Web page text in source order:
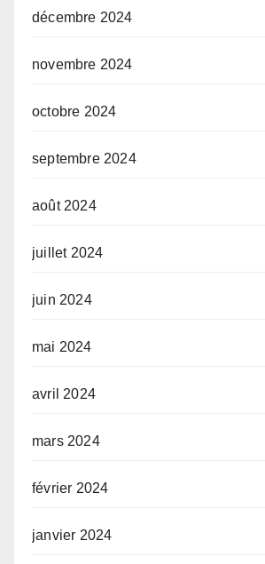
décembre 2024
novembre 2024
octobre 2024
septembre 2024
août 2024
juillet 2024
juin 2024
mai 2024
avril 2024
mars 2024
février 2024
janvier 2024